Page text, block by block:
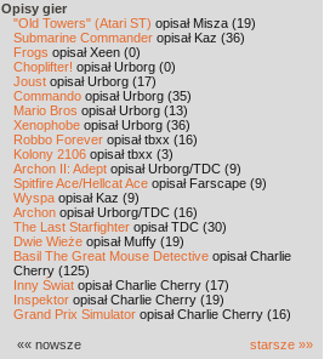
Opisy gier
"Old Towers" (Atari ST) opisał Misza (19)
Submarine Commander opisał Kaz (36)
Frogs opisał Xeen (0)
Choplifter! opisał Urborg (0)
Joust opisał Urborg (17)
Commando opisał Urborg (35)
Mario Bros opisał Urborg (13)
Xenophobe opisał Urborg (36)
Robbo Forever opisał tbxx (16)
Kolony 2106 opisał tbxx (3)
Archon II: Adept opisał Urborg/TDC (9)
Spitfire Ace/Hellcat Ace opisał Farscape (9)
Wyspa opisał Kaz (9)
Archon opisał Urborg/TDC (16)
The Last Starfighter opisał TDC (30)
Dwie Wieże opisał Muffy (19)
Basil The Great Mouse Detective opisał Charlie
Cherry (125)
Inny Świat opisał Charlie Cherry (17)
Inspektor opisał Charlie Cherry (19)
Grand Prix Simulator opisał Charlie Cherry (16)
«« nowsze starsze »»